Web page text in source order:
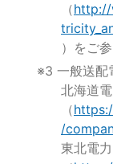
（http://
）をご
※3 一般送配
北海道
（
/
東北電